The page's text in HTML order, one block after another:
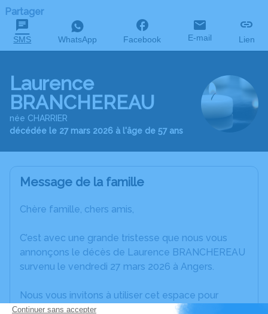
Partager
SMS WhatsApp Facebook E-mail Lien
Laurence
BRANCHEREAU
née CHARRIER
décédée le 27 mars 2026 à l'âge de 57 ans
Message de la famille
Chère famille, chers amis,
C’est avec une grande tristesse que nous vous
annonçons le décès de Laurence BRANCHEREAU
survenu le vendredi 27 mars 2026 à Angers.
Nous vous invitons à utiliser cet espace pour
laisser vos condoléances, partager des photos